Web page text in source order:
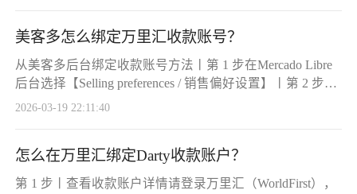
【申请】完成收款账户申请第 2 步丨查看收款账户详情方
式一：在账户申请成功页面，点击【查看店铺详情信息】
点击【查看
美客多怎么绑定万里汇收款账号？
从美客多后台绑定收款账号方法丨第 1 步在Mercado Libre
后台选择【Selling preferences / 销售偏好设置】丨第 2 步点
击后选择【Set up payment method / 设置收款方式】丨第 3
账号方法丨第 1 步打开 Mercado Libre
2026-03-19 22:11:40
怎么在万里汇绑定Darty收款账户？
第 1 步丨查看收款账户详情请登录万里汇（WorldFirst），